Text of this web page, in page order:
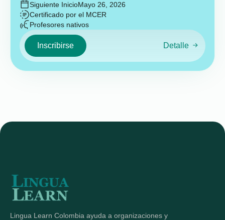
Siguiente InicioMayo 26, 2026
Certificado por el MCER
Profesores nativos
Inscribirse Detalle
Lingua Learn Colombia ayuda a organizaciones y